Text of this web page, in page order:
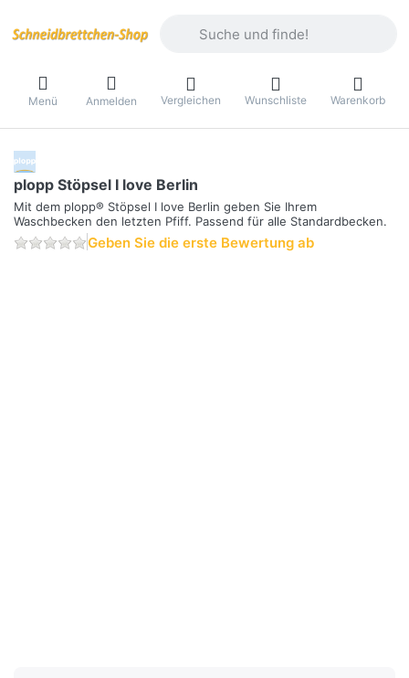
Menü Anmelden Vergleichen Wunschliste Warenkorb
plopp Stöpsel I love Berlin
Mit dem plopp® Stöpsel I love Berlin geben Sie Ihrem
Waschbecken den letzten Pfiff. Passend für alle Standardbecken.
Geben Sie die erste Bewertung ab